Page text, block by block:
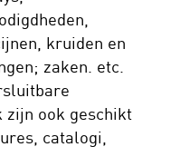
kruiden en
zaken. etc.
zijn ook geschikt
catalogi,